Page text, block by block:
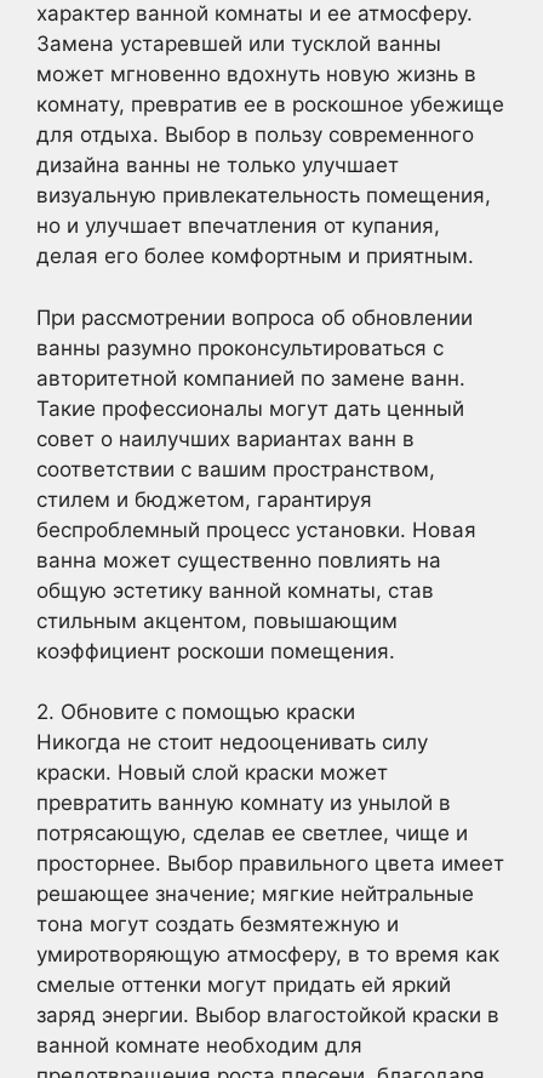
характер ванной комнаты и ее атмосферу.
Замена устаревшей или тусклой ванны
может мгновенно вдохнуть новую жизнь в
комнату, превратив ее в роскошное убежище
для отдыха. Выбор в пользу современного
дизайна ванны не только улучшает
визуальную привлекательность помещения,
но и улучшает впечатления от купания,
делая его более комфортным и приятным.
При рассмотрении вопроса об обновлении
ванны разумно проконсультироваться с
авторитетной компанией по замене ванн.
Такие профессионалы могут дать ценный
совет о наилучших вариантах ванн в
соответствии с вашим пространством,
стилем и бюджетом, гарантируя
беспроблемный процесс установки. Новая
ванна может существенно повлиять на
общую эстетику ванной комнаты, став
стильным акцентом, повышающим
коэффициент роскоши помещения.
2. Обновите с помощью краски
Никогда не стоит недооценивать силу
краски. Новый слой краски может
превратить ванную комнату из унылой в
потрясающую, сделав ее светлее, чище и
просторнее. Выбор правильного цвета имеет
решающее значение; мягкие нейтральные
тона могут создать безмятежную и
умиротворяющую атмосферу, в то время как
смелые оттенки могут придать ей яркий
заряд энергии. Выбор влагостойкой краски в
ванной комнате необходим для